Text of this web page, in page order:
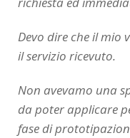
Devo dire che il mio
il servizio ricevuto.
Non avevamo una
da poter applicare
fase di